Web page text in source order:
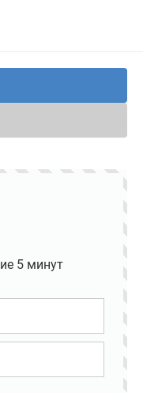
5 минут